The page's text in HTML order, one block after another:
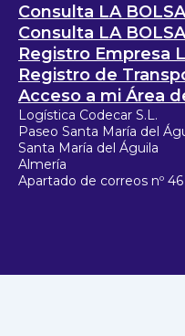
Consulta LA
Consulta LA
Registro Empresa
Registro de
Acceso a mi Área
Logística Codecar S.L.
Paseo Santa María del
Santa María del Águila
Almería
Apartado de correos nº 46